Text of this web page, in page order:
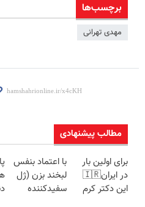
برچسب‌ها
مهدی تهرانی
مطالب پیشنهادی
برای اولین بار
در ایران🇮🇷
این دکتر کرم
با اعتماد بنفس
لبخند بزن (ژل
سفیدکننده